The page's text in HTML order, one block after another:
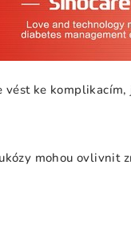
ke
mohou ovlivnit